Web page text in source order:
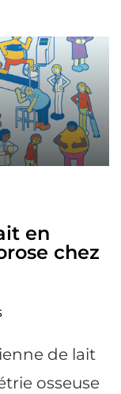
en
chez
de lait
osseuse